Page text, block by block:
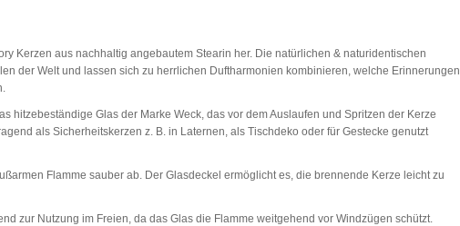
Kerzen aus nachhaltig angebautem Stearin her. Die natürlichen & naturidentischen
der Welt und lassen sich zu herrlichen Duftharmonien kombinieren, welche Erinnerungen
hitzebeständige Glas der Marke Weck, das vor dem Auslaufen und Spritzen der Kerze
als Sicherheitskerzen z. B. in Laternen, als Tischdeko oder für Gestecke genutzt
Flamme sauber ab. Der Glasdeckel ermöglicht es, die brennende Kerze leicht zu
zur Nutzung im Freien, da das Glas die Flamme weitgehend vor Windzügen schützt.